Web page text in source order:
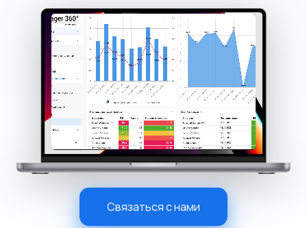
Связаться с нами